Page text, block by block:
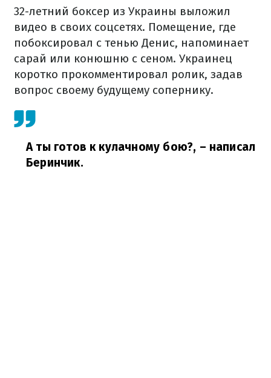
32-летний боксер из Украины выложил
видео в своих соцсетях. Помещение, где
побоксировал с тенью Денис, напоминает
сарай или конюшню с сеном. Украинец
коротко прокомментировал ролик, задав
вопрос своему будущему сопернику.
А ты готов к кулачному бою?, – написал
Беринчик.